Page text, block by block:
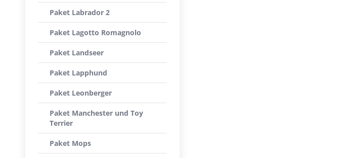
Paket Labrador 2
Paket Lagotto Romagnolo
Paket Landseer
Paket Lapphund
Paket Leonberger
Paket Manchester und Toy
Terrier
Paket Mops